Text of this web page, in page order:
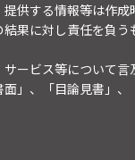
供する情報等は作
果に対し責任を負
ービス等について
面」、「目論見書」